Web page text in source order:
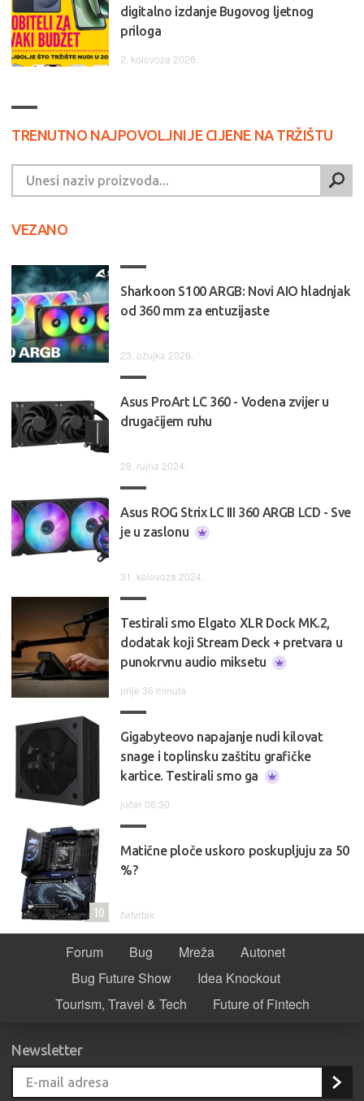
digitalno izdanje Bugovog ljetnog
priloga
2. kolovoza 2026.
TRENUTNO NAJPOVOLJNIJE CIJENE NA TRŽIŠTU
VEZANO
Sharkoon S100 ARGB: Novi AIO hladnjak
od 360 mm za entuzijaste
23. ožujka 2026.
Asus ProArt LC 360 - Vodena zvijer u
drugačijem ruhu
28. rujna 2024.
Asus ROG Strix LC III 360 ARGB LCD - Sve
je u zaslonu
31. kolovoza 2024.
Testirali smo Elgato XLR Dock MK.2,
dodatak koji Stream Deck + pretvara u
punokrvnu audio miksetu
prije 36 minuta
Gigabyteovo napajanje nudi kilovat
snage i toplinsku zaštitu grafičke
kartice. Testirali smo ga
jučer 06:30
Matične ploče uskoro poskupljuju za 50
%?
četvrtak
10
Forum Bug Mreža
Autonet
Bug Future Show
Idea Knockout
Tourism, Travel & Tech
Future of Fintech
Newsletter